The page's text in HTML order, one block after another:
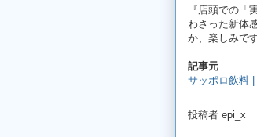
『店頭での
わさった新体
か、楽しみです
記事元
サッポロ飲料
投稿者 epi_x